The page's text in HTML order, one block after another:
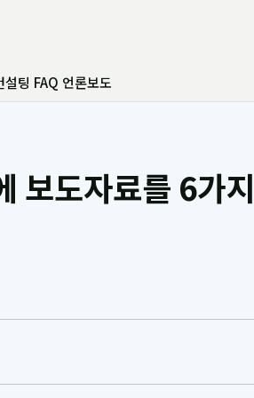
설팅 FAQ 언론보도
보도자료를 6가지